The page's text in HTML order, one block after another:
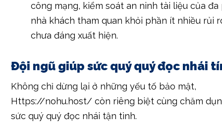
công mạng, kiểm soát an ninh tài liệu của đa
nhà khách tham quan khỏi phần ít nhiều rủi
chưa đáng xuất hiện.
Đội ngũ giúp sức quý quý đọc nhái
Không chỉ dừng lại ở những yếu tố bảo mật,
Https://nohu.host/ còn riêng biệt cùng chăm
sức quý quý đọc nhái tận tình.